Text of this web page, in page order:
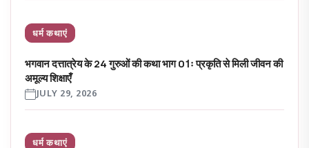
धर्म कथाएं
भगवान दत्तात्रेय के 24 गुरुओं की कथा भाग 01ः प्रकृति से मिली जीवन की
अमूल्य शिक्षाएँ
JULY 29, 2026
धर्म कथाएं